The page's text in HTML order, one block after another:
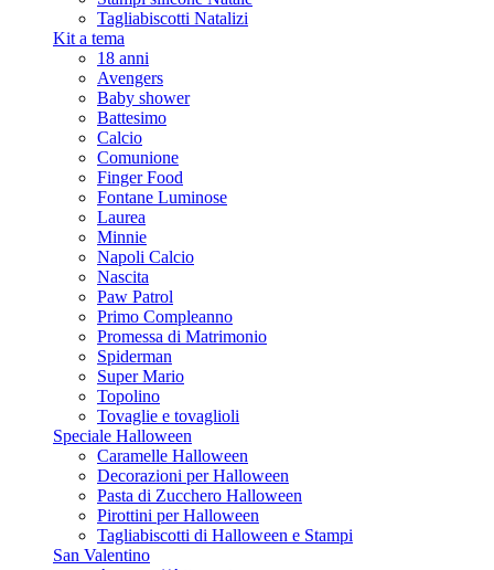
Tagliabiscotti Natalizi
Kit a tema
18 anni
Avengers
Baby shower
Battesimo
Calcio
Comunione
Finger Food
Fontane Luminose
Laurea
Minnie
Napoli Calcio
Nascita
Paw Patrol
Primo Compleanno
Promessa di Matrimonio
Spiderman
Super Mario
Topolino
Tovaglie e tovaglioli
Speciale Halloween
Caramelle Halloween
Decorazioni per Halloween
Pasta di Zucchero Halloween
Pirottini per Halloween
Tagliabiscotti di Halloween e Stampi
San Valentino